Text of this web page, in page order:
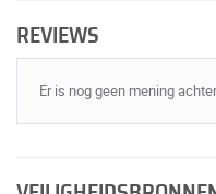
REVIEWS
Er is nog geen mening